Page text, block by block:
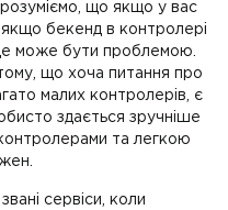
що якщо у вас
бекенд в контролері
це може бути проблемою.
що хоча питання про
малих контролерів, є
здається зручніше
та легкою
сервіси, коли